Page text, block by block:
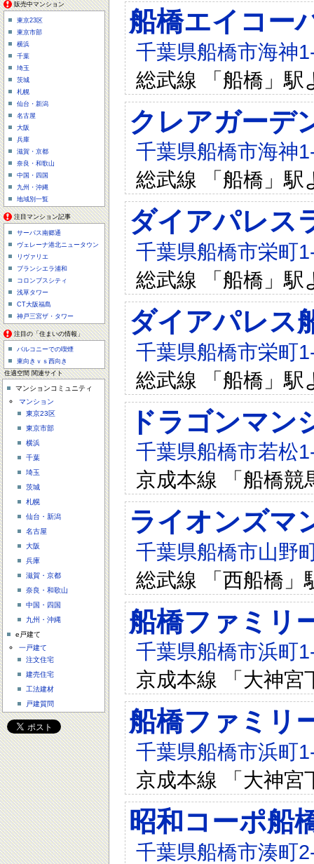
船橋エイコー
千葉県船橋市海神
総武線 「船橋」駅
クレアガーデ
千葉県船橋市海神
総武線 「船橋」駅
ダイアパレス
千葉県船橋市栄町
総武線 「船橋」駅
ダイアパレス
千葉県船橋市栄町
総武線 「船橋」駅
ドラゴンマン
千葉県船橋市若松
京成本線 「船橋競
ライオンズマ
千葉県船橋市山野
総武線 「西船橋」
船橋ファミリ
千葉県船橋市浜町
京成本線 「大神宮
船橋ファミリ
千葉県船橋市浜町
京成本線 「大神宮
昭和コーポ船
千葉県船橋市湊町
販売中マンション
東京23区
東京市部
横浜
千葉
埼玉
茨城
札幌
仙台・新潟
名古屋
大阪
兵庫
滋賀・京都
奈良・和歌山
中国・四国
九州・沖縄
地域別一覧
注目マンション記事
サーパス南郷通
ヴェレーナ港北ニュータウン
リヴァリエ
ブランシエラ浦和
コロンブスシティ
浅草タワー
CT大阪福島
神戸三宮ザ・タワー
注目の「住まいの情報」
バルコニーでの喫煙
東向きｖｓ西向き
住適空間 関連サイト
マンションコミュニティ
マンション
東京23区
東京市部
横浜
千葉
埼玉
茨城
札幌
仙台・新潟
名古屋
大阪
兵庫
滋賀・京都
奈良・和歌山
中国・四国
九州・沖縄
e戸建て
一戸建て
注文住宅
建売住宅
工法建材
戸建質問